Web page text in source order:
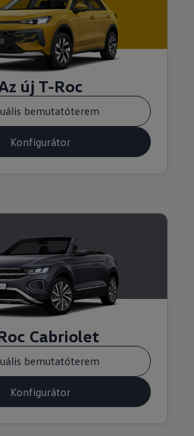
új T-Roc
bemutatóterem
Konfigurátor
Cabriolet
bemutatóterem
Konfigurátor